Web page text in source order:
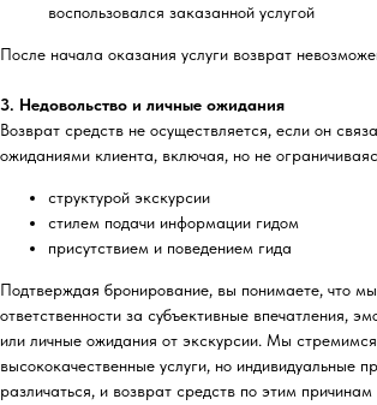
воспользовался заказанной услугой
После начала оказания услуги возврат
3. Недовольство и личные ожидания
Возврат средств не осуществляется, если он
ожиданиями клиента, включая, но не
структурой экскурсии
стилем подачи информации гидом
присутствием и поведением гида
Подтверждая бронирование, вы понимаете, что
ответственности за субъективные впечатления,
или личные ожидания от экскурсии. Мы
высококачественные услуги, но индивидуальные
различаться, и возврат средств по этим